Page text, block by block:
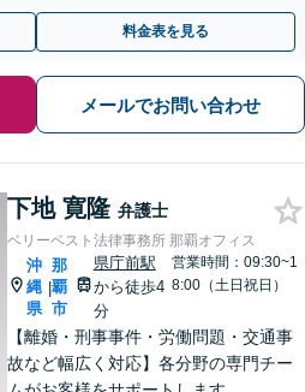
／相続放棄【完全個室】
料金表を見る
メールでお問い合わせ
下地 寛隆 弁護士
ベリーベスト法律事務所 那覇オフィス
沖
縄
県
|
那
覇
市
県庁前駅
から徒歩4
分
営業時間：09:30~1
8:00（土日祝日）
【離婚・刑事事件・労働問題・交通事
故など幅広く対応】各分野の専門チー